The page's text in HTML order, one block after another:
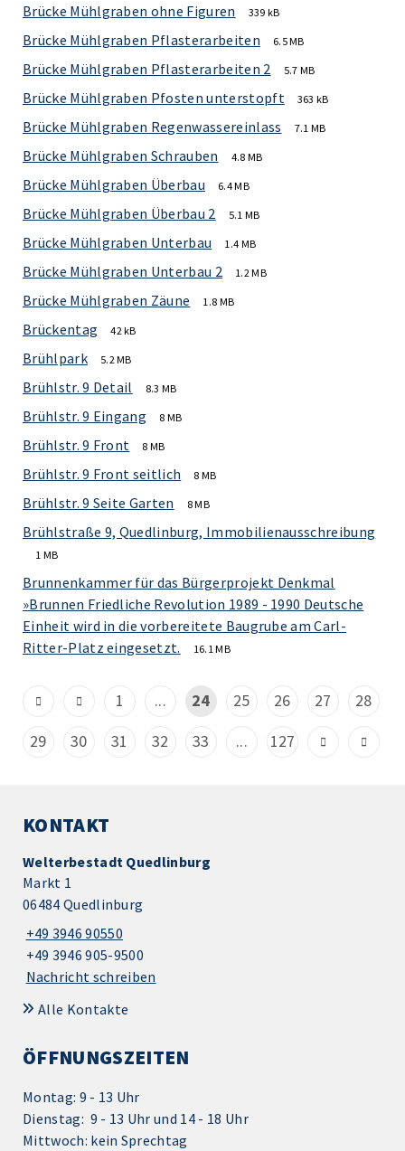
Brücke Mühlgraben ohne Figuren 339 kB
Brücke Mühlgraben Pflasterarbeiten 6.5 MB
Brücke Mühlgraben Pflasterarbeiten 2 5.7 MB
Brücke Mühlgraben Pfosten unterstopft 363 kB
Brücke Mühlgraben Regenwassereinlass 7.1 MB
Brücke Mühlgraben Schrauben 4.8 MB
Brücke Mühlgraben Überbau 6.4 MB
Brücke Mühlgraben Überbau 2 5.1 MB
Brücke Mühlgraben Unterbau 1.4 MB
Brücke Mühlgraben Unterbau 2 1.2 MB
Brücke Mühlgraben Zäune 1.8 MB
Brückentag 42 kB
Brühlpark 5.2 MB
Brühlstr. 9 Detail 8.3 MB
Brühlstr. 9 Eingang 8 MB
Brühlstr. 9 Front 8 MB
Brühlstr. 9 Front seitlich 8 MB
Brühlstr. 9 Seite Garten 8 MB
Brühlstraße 9, Quedlinburg, Immobilienausschreibung
1 MB
Brunnenkammer für das Bürgerprojekt Denkmal
»Brunnen Friedliche Revolution 1989 - 1990 Deutsche
Einheit wird in die vorbereitete Baugrube am Carl-
Ritter-Platz eingesetzt.
16.1 MB
1 ... 24 25 26 27
28
29
30 31 32 33 ... 127
KONTAKT
Welterbestadt Quedlinburg
Markt 1
06484 Quedlinburg
+49 3946 90550
+49 3946 905-9500
Nachricht schreiben
Alle Kontakte
ÖFFNUNGSZEITEN
Montag: 9 - 13 Uhr
Dienstag: 9 - 13 Uhr und 14 - 18 Uhr
Mittwoch: kein Sprechtag